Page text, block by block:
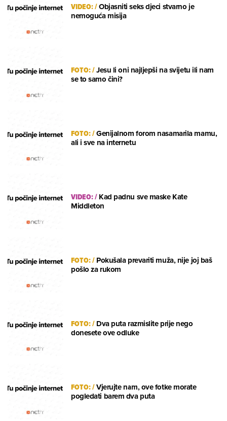
VIDEO:/Objasniti seks djeci stvarno je
nemoguća misija
FOTO:/Jesu li oni najljepši na svijetu ili nam
se to samo čini?
FOTO:/Genijalnom forom nasamarila mamu,
ali i sve na internetu
VIDEO:/Kad padnu sve maske Kate
Middleton
FOTO:/Pokušala prevariti muža, nije joj baš
pošlo za rukom
FOTO:/Dva puta razmislite prije nego
donesete ove odluke
FOTO:/Vjerujte nam, ove fotke morate
pogledati barem dva puta